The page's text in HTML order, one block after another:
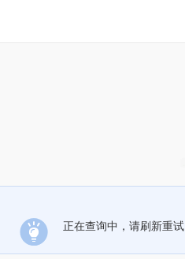
正在查询中，请刷新重试